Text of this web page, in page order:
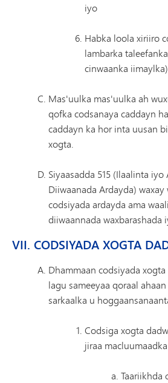
iyo
Habka loola xiriiro
lambarka
cinwaanka
Mas'uulka mas'uulka ah
qofka codsanaya caddayn
caddayn ka hor inta uusan
xogta.
Siyaasadda 515 (Ilaalinta iyo
Diiwaanada Ardayda) waxay
codsiyada ardayda ama
diiwaannada waxbarashada
VII. CODSIYADA XOGTA
Dhammaan codsiyada
lagu sameeyaa qoraal
sarkaalka u
Codsiga xogta
jiraa
Taariikhda